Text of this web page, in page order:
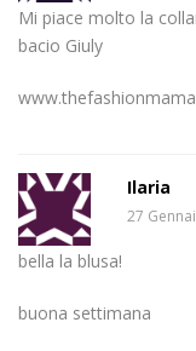
Mi piace molto la
bacio Giuly
Ilaria
27
bella la blusa!
buona settimana